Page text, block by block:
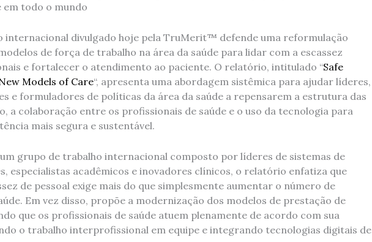
em todo o mundo
internacional divulgado hoje pela TruMerit™ defende uma reformulação
de força de trabalho na área da saúde para lidar com a escassez
e fortalecer o atendimento ao paciente. O relatório, intitulado “Safe
Models of Care“, apresenta uma abordagem sistêmica para ajudar líderes,
e formuladores de políticas da área da saúde a repensarem a estrutura das
a colaboração entre os profissionais de saúde e o uso da tecnologia para
mais segura e sustentável.
grupo de trabalho internacional composto por líderes de sistemas de
especialistas acadêmicos e inovadores clínicos, o relatório enfatiza que
de pessoal exige mais do que simplesmente aumentar o número de
Em vez disso, propõe a modernização dos modelos de prestação de
que os profissionais de saúde atuem plenamente de acordo com sua
o trabalho interprofissional em equipe e integrando tecnologias digitais de